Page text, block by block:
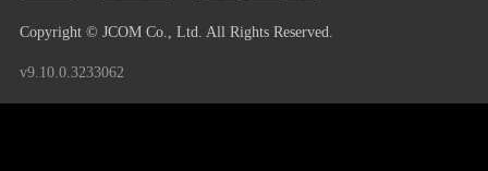
Copyright © JCOM Co., Ltd. All Rights Reserved.
v9.10.0.3233062